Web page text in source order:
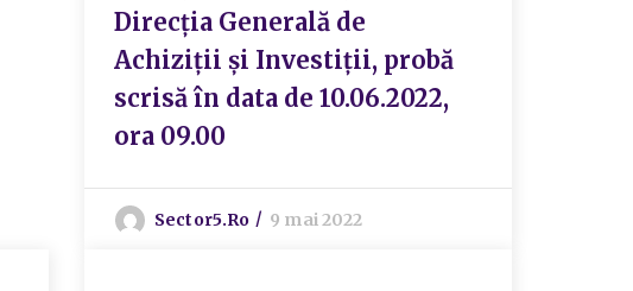
Direcția Generală de
Achiziții și Investiții, probă
scrisă în data de 10.06.2022,
ora 09.00
Sector5.ro 9 mai 2022